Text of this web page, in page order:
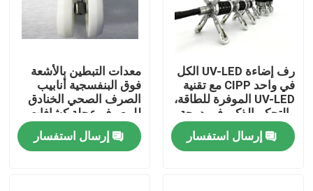
بيت
رف إضاءة UV-LED الكل
في واحد CIPP مع تقنية
UV-LED الموفرة للطاقة،
والتحكم الذكي في درجة
الحرارة، وتعدد
الاستخدامات ثنائي
النطاق لإعادة تأهيل
إرسال استفسار
معدات التبطين بالأشعة
فوق البنفسجية أنابيب
الصرف الصحي الخنادق
للبيع رف عجلة كشافات
إرسال استفسار